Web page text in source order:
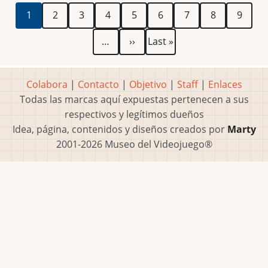
Paginación
Página
actual
1 Página
2 Página
3 Página
4 Página
5 Página
6 Página
7 Página
8 Página
9
…
Siguiente
página
››
Última
página
Last »
Colabora | Contacto | Objetivo | Staff| Enlaces
Todas las marcas aquí expuestas pertenecen a sus
respectivos y legítimos dueños
Idea, página, contenidos y diseños creados por Marty
2001-2026 Museo del Videojuego®